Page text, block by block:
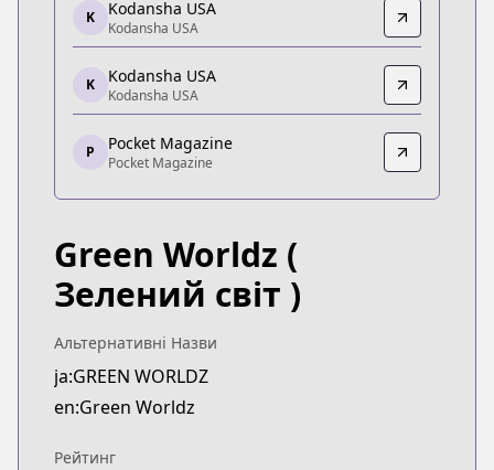
Kodansha USA
https://kodansha.us/series/green-worldz/
Kodansha USA
Kodansha USA
https://kc.kodansha.co.jp/title?code=1000006701
Pocket Magazine
K Kodansha USA
Kodansha USA
K Kodansha USA
Kodansha USA
P Pocket Magazine
Pocket Magazine
Green Worldz (
Зелений світ )
Альтернативні Назви
ja:GREEN WORLDZ
en:Green Worldz
Рейтинг